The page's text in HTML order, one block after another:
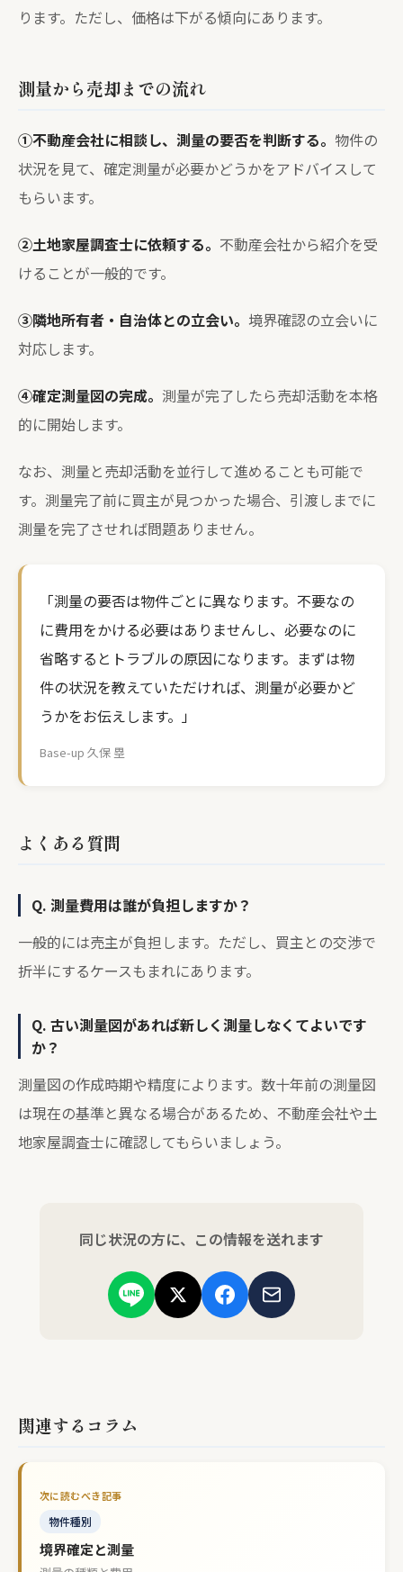
ります。ただし、価格は下がる傾向にあります。
測量から売却までの流れ
①不動産会社に相談し、測量の要否を判断する。 物件の
状況を見て、確定測量が必要かどうかをアドバイスして
もらいます。
②土地家屋調査士に依頼する。 不動産会社から紹介を受
けることが一般的です。
③隣地所有者・自治体との立会い。 境界確認の立会いに
対応します。
④確定測量図の完成。 測量が完了したら売却活動を本格
的に開始します。
なお、測量と売却活動を並行して進めることも可能で
す。測量完了前に買主が見つかった場合、引渡しまでに
測量を完了させれば問題ありません。
「測量の要否は物件ごとに異なります。不要なの
に費用をかける必要はありませんし、必要なのに
省略するとトラブルの原因になります。まずは物
件の状況を教えていただければ、測量が必要かど
うかをお伝えします。」
Base-up 久保 塁
よくある質問
Q. 測量費用は誰が負担しますか？
一般的には売主が負担します。ただし、買主との交渉で
折半にするケースもまれにあります。
Q. 古い測量図があれば新しく測量しなくてよいです
か？
測量図の作成時期や精度によります。数十年前の測量図
は現在の基準と異なる場合があるため、不動産会社や土
地家屋調査士に確認してもらいましょう。
同じ状況の方に、この情報を送れます
関連するコラム
物件種別
境界確定と測量